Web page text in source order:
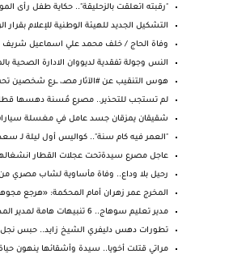
"رقبته اتعلقت بالزحليقة".. حكاية طفل رأى الموت 3
التشكيل الجديد للهيئة الوطنية للإعلام بقرار
وفاة الحاج / خلف محمد علي اسماعيل شريف
النس وجولة تفقدية لديووان الادارة الصحية
هوس التنقيب عن #الآثار مصـ، ــرع شخصين
لم تستجب للتحذير.. مصرع مُسنة دهسها
شقيقان يمزقان جسد عامل في مغسلة
"العمر فيه كام سنة".. كواليس أول ليلة لـ
عاجل مصرع سيدةتحت عجلات القطار
رحيل بلا وداع.. وفاة مأساوية لشاب مصري
المخرج عمر زهران أمام المحكمة: «هرجع مجوهرات
مدير تعليم سوهاج.. 6 تنبيهات هامة لمدير المدارس خل...
تطورات دهس دليفري الشيخ زايد.. حبس
مراتي قتلت أخويا.. سيدة وأشقائها ينهون